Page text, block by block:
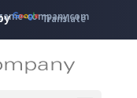
company.com
Translate